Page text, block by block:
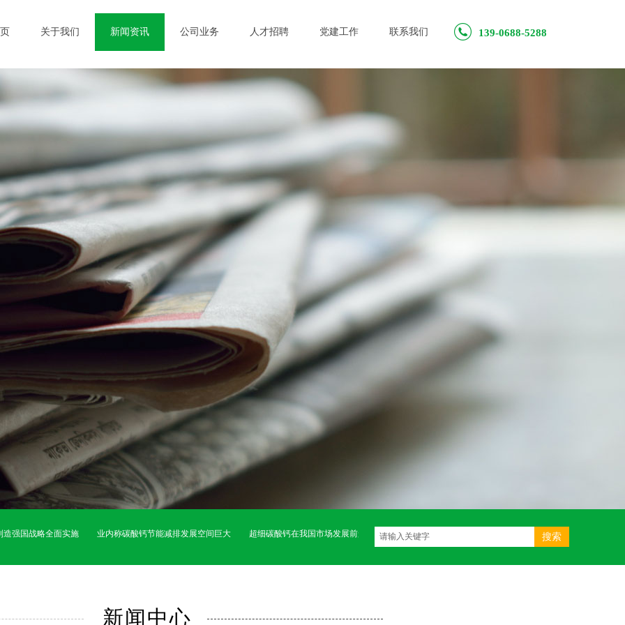
新闻中心
关于我们 新闻资讯 公司业务 人才招聘 党建工作 联系我们 139-0688-5288
搜索
国战略全面实施 业内称碳酸钙节能减排发展空间巨大 超细碳酸钙在我国市场发展前景广阔 我国已发现128种新矿物 我国超细碳酸钙研发进展及其应用